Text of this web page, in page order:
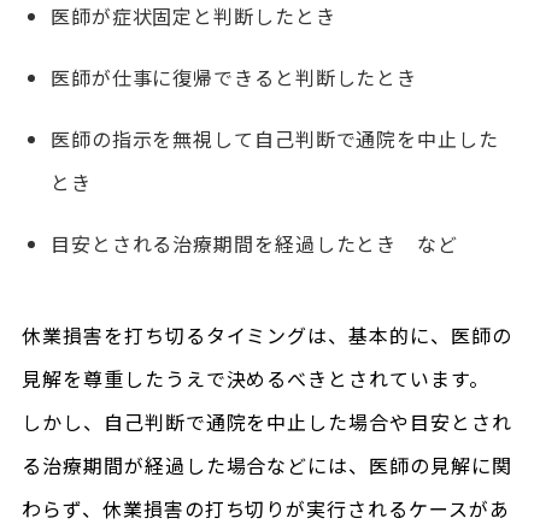
医師が症状固定と判断したとき
医師が仕事に復帰できると判断したとき
医師の指示を無視して自己判断で通院を中止した
とき
目安とされる治療期間を経過したとき など
休業損害を打ち切るタイミングは、基本的に、医師の
見解を尊重したうえで決めるべきとされています。
しかし、自己判断で通院を中止した場合や目安とされ
る治療期間が経過した場合などには、医師の見解に関
わらず、休業損害の打ち切りが実行されるケースがあ